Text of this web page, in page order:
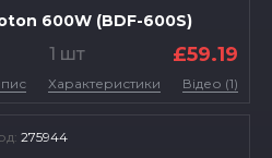
600W (BDF-600S)
1 шт £59.19
Характеристики Відео (1)
275944